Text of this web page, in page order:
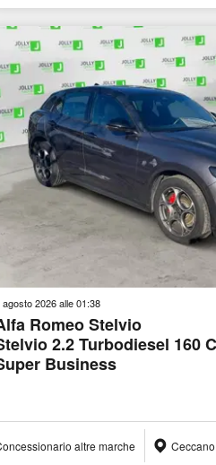
agosto 2026 alle 01:38
Romeo Stelvio
2.2 Turbodiesel 160
Business
altre marche